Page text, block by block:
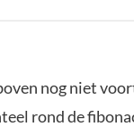
nog niet
rond de